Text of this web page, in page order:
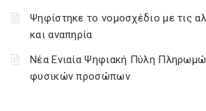
Ψηφίστηκε το νομοσχέδιο με τις
και αναπηρία
Νέα Ενιαία Ψηφιακή Πύλη
φυσικών προσώπων